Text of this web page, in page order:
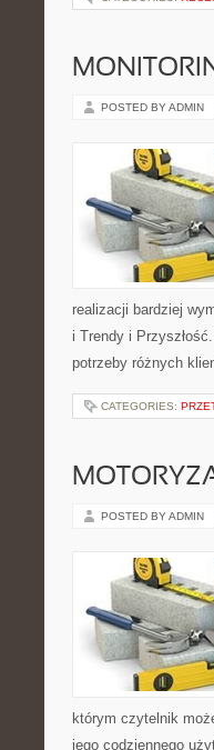
POSTED BY ADMIN
realizacji bardziej
i Trendy i
potrzeby różnych
CATEGORIES:
POSTED BY ADMIN
którym czytelnik
jego codziennego